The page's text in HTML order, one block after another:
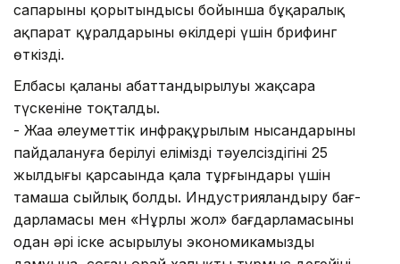
сапарының қорытындысы бойынша бұқаралық
ақпарат құралдарының өкілдері үшін брифинг
өткізді.
Елбасы қаланың абаттандырылуы жақсара
түскеніне тоқталды.
- Жаңа әлеуметтік инфрақұрылым нысан­да­­рының
пайдалануға берілуі еліміздің тәуел­сіздігінің 25
жылдығы қарсаңында қала тұр­ғындары үшін
тамаша сыйлық болды. Индустрия­ландыру бағ­
дарламасы мен «Нұрлы жол» бағдарламасының
одан әрі іске асырылуы экономикамыздың